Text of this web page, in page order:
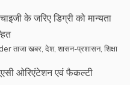
के जरिए डिग्री को मान्यता
ताजा खबर, देश, शासन-प्रशासन, शिक्षा
ओरिएंटेशन एवं फैकल्टी